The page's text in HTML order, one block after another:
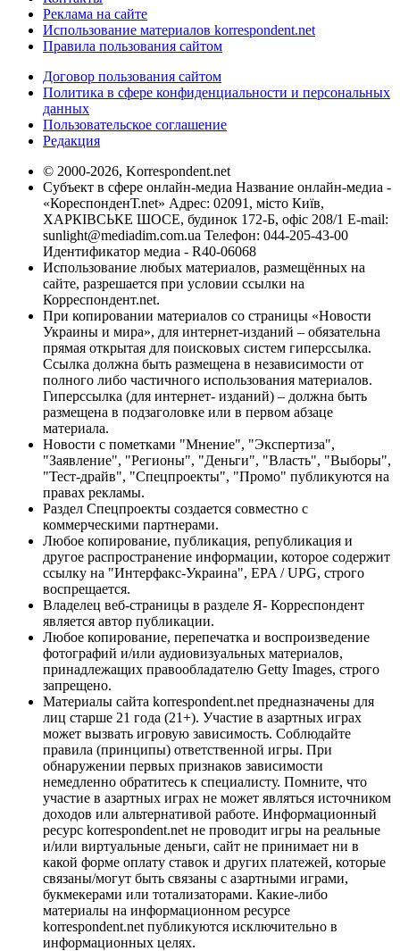
Реклама на сайте
Использование материалов korrespondent.net
Правила пользования сайтом
Договор пользования сайтом
Политика в сфере конфиденциальности и персональных
данных
Пользовательское соглашение
Редакция
© 2000-2026, Korrespondent.net
Субъект в сфере онлайн-медиа Название онлайн-медиа -
«КореспонденТ.net» Адрес: 02091, місто Київ,
ХАРКІВСЬКЕ ШОСЕ, будинок 172-Б, офіс 208/1 E-mail:
sunlight@mediadim.com.ua Телефон: 044-205-43-00
Идентификатор медиа - R40-06068
Использование любых материалов, размещённых на
сайте, разрешается при условии ссылки на
Корреспондент.net.
При копировании материалов со страницы «Новости
Украины и мира», для интернет-изданий – обязательна
прямая открытая для поисковых систем гиперссылка.
Ссылка должна быть размещена в независимости от
полного либо частичного использования материалов.
Гиперссылка (для интернет- изданий) – должна быть
размещена в подзаголовке или в первом абзаце
материала.
Новости с пометками "Мнение", "Экспертиза",
"Заявление", "Регионы", "Деньги", "Власть", "Выборы",
"Тест-драйв", "Спецпроекты", "Промо" публикуются на
правах рекламы.
Раздел Спецпроекты создается совместно с
коммерческими партнерами.
Любое копирование, публикация, републикация и
другое распространение информации, которое содержит
ссылку на "Интерфакс-Украина", EPA / UPG, строго
воспрещается.
Владелец веб-страницы в разделе Я- Корреспондент
является автор публикации.
Любое копирование, перепечатка и воспроизведение
фотографий и/или аудиовизуальных материалов,
принадлежащих правообладателю Getty Images, строго
запрещено.
Материалы сайта korrespondent.net предназначены для
лиц старше 21 года (21+). Участие в азартных играх
может вызвать игровую зависимость. Соблюдайте
правила (принципы) ответственной игры. При
обнаружении первых признаков зависимости
немедленно обратитесь к специалисту. Помните, что
участие в азартных играх не может являться источником
доходов или альтернативой работе. Информационный
ресурс korrespondent.net не проводит игры на реальные
и/или виртуальные деньги, сайт не принимает ни в
какой форме оплату ставок и других платежей, которые
связаны/могут быть связаны с азартными играми,
букмекерами или тотализаторами. Какие-либо
материалы на информационном ресурсе
korrespondent.net публикуются исключительно в
информационных целях.